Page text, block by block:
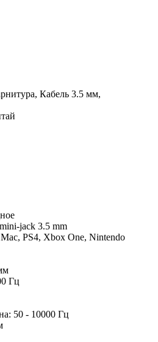
Кабель 3.5 мм,
jack 3.5 mm
PS4, Xbox One, Nintendo
Гц
50 - 10000 Гц